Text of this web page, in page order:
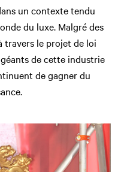
un contexte tendu
du luxe. Malgré des
travers le projet de loi
de cette industrie
de gagner du